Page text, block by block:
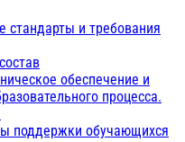
стандарты и требования
обеспечение и
процесса.
поддержки обучающихся